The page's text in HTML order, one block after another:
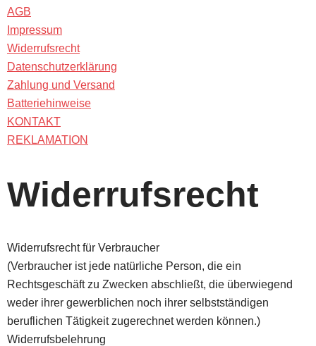
AGB
Impressum
Widerrufsrecht
Datenschutzerklärung
Zahlung und Versand
Batteriehinweise
KONTAKT
REKLAMATION
Widerrufsrecht
Widerrufsrecht für Verbraucher
(Verbraucher ist jede natürliche Person, die ein
Rechtsgeschäft zu Zwecken abschließt, die überwiegend
weder ihrer gewerblichen noch ihrer selbstständigen
beruflichen Tätigkeit zugerechnet werden können.)
Widerrufsbelehrung